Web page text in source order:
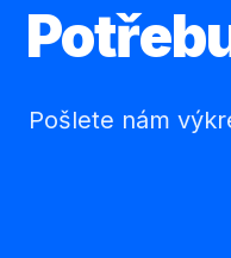
Pošlete nám